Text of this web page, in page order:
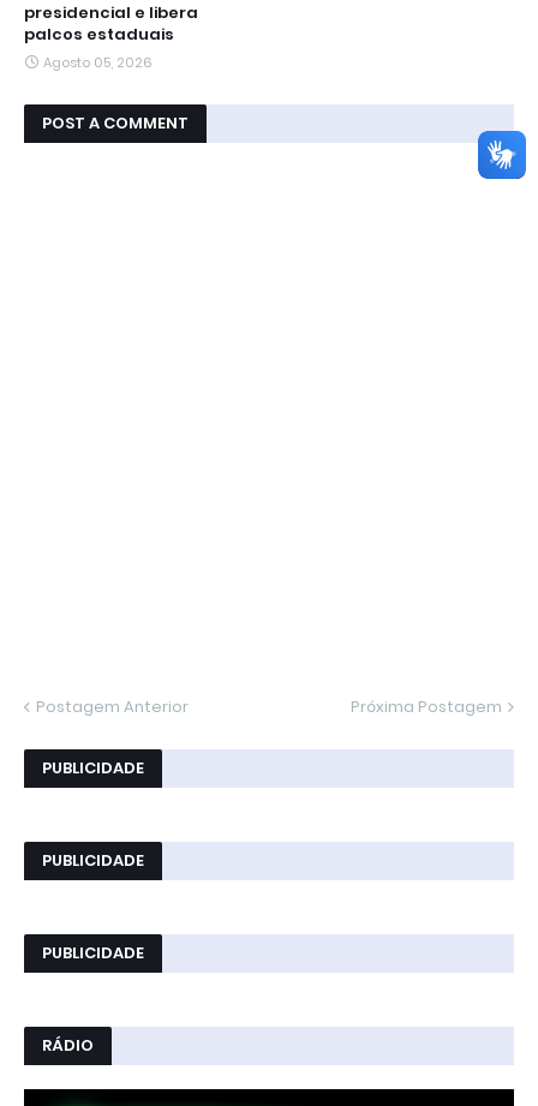
presidencial e libera
palcos estaduais
Agosto 05, 2026
POST A COMMENT
Postagem Anterior Próxima Postagem
PUBLICIDADE
PUBLICIDADE
PUBLICIDADE
RÁDIO